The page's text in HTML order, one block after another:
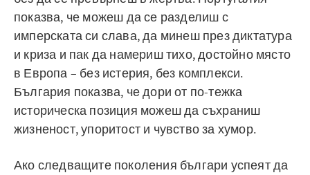
показва, че можеш да се разделиш с
имперската си слава, да минеш през диктатура
и криза и пак да намериш тихо, достойно място
в Европа – без истерия, без комплекси.
България показва, че дори от по-тежка
историческа позиция можеш да съхраниш
жизненост, упоритост и чувство за хумор.
Ако следващите поколения българи успеят да